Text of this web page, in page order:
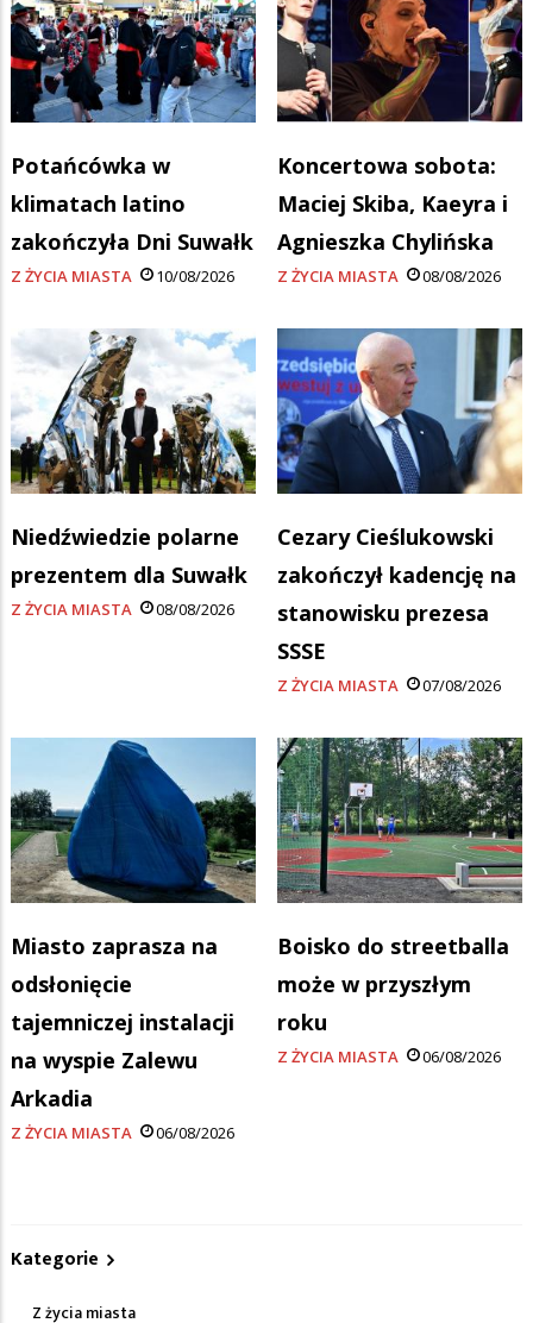
Potańcówka w
klimatach latino
zakończyła Dni Suwałk
Z ŻYCIA MIASTA 10/08/2026
Koncertowa sobota:
Maciej Skiba, Kaeyra i
Agnieszka Chylińska
Z ŻYCIA MIASTA 08/08/2026
Niedźwiedzie polarne
prezentem dla Suwałk
Z ŻYCIA MIASTA 08/08/2026
Cezary Cieślukowski
zakończył kadencję na
stanowisku prezesa
SSSE
Z ŻYCIA MIASTA 07/08/2026
Miasto zaprasza na
odsłonięcie
tajemniczej instalacji
na wyspie Zalewu
Arkadia
Z ŻYCIA MIASTA 06/08/2026
Boisko do streetballa
może w przyszłym
roku
Z ŻYCIA MIASTA 06/08/2026
Kategorie
Z życia miasta